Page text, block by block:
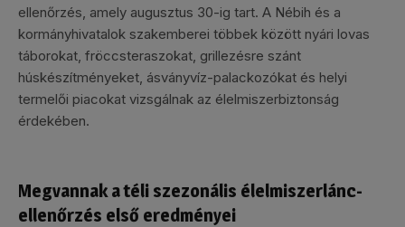
ellenőrzés, amely augusztus 30-ig tart. A Nébih és a
kormányhivatalok szakemberei többek között nyári lovas
táborokat, fröccsteraszokat, grillezésre szánt
húskészítményeket, ásványvíz-palackozókat és helyi
termelői piacokat vizsgálnak az élelmiszerbiztonság
érdekében.
Megvannak a téli szezonális élelmiszerlánc-
ellenőrzés első eredményei